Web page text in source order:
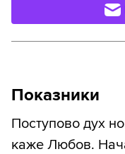
Показники
Поступово дух
каже Любов.